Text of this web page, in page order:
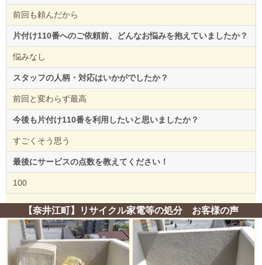
前回も頼んだから
片付け110番へのご依頼前、どんなお悩みを抱えていましたか？
悩みなし
スタッフの人柄・対応はいかがでしたか？
前回と変わらず最高
今後も片付け110番を利用したいと思いましたか？
すごくそう思う
最後にサービスの点数を教えてください！
100
【奈井江町】リサイクル家電等の処分 お客様の声